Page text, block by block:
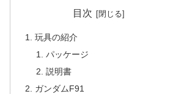
目次
玩具の紹介
パッケージ
説明書
ガンダムF91